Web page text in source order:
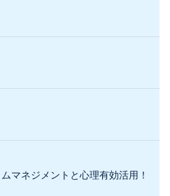
マネジメントと心理有効活用！